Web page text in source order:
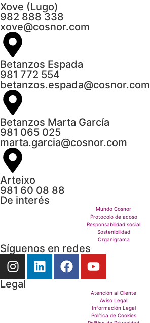
Xove (Lugo)
982 888 338
xove@cosnor.com
Betanzos Espada
981 772 554
betanzos.espada@cosnor.com
Betanzos Marta García
981 065 025
marta.garcia@cosnor.com
Arteixo
981 60 08 88
De interés
Mundo Cosnor
Protocolo de acoso
Responsabilidad social
Sostenibilidad
Organigrama
Síguenos en redes
Legal
Atención al Cliente
Aviso Legal
Información Legal
Política de Cookies